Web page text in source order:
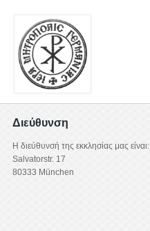
Διεύθυνση
Η διεύθυνσή της εκκλησίας μας είναι:
Salvatorstr. 17
80333 München